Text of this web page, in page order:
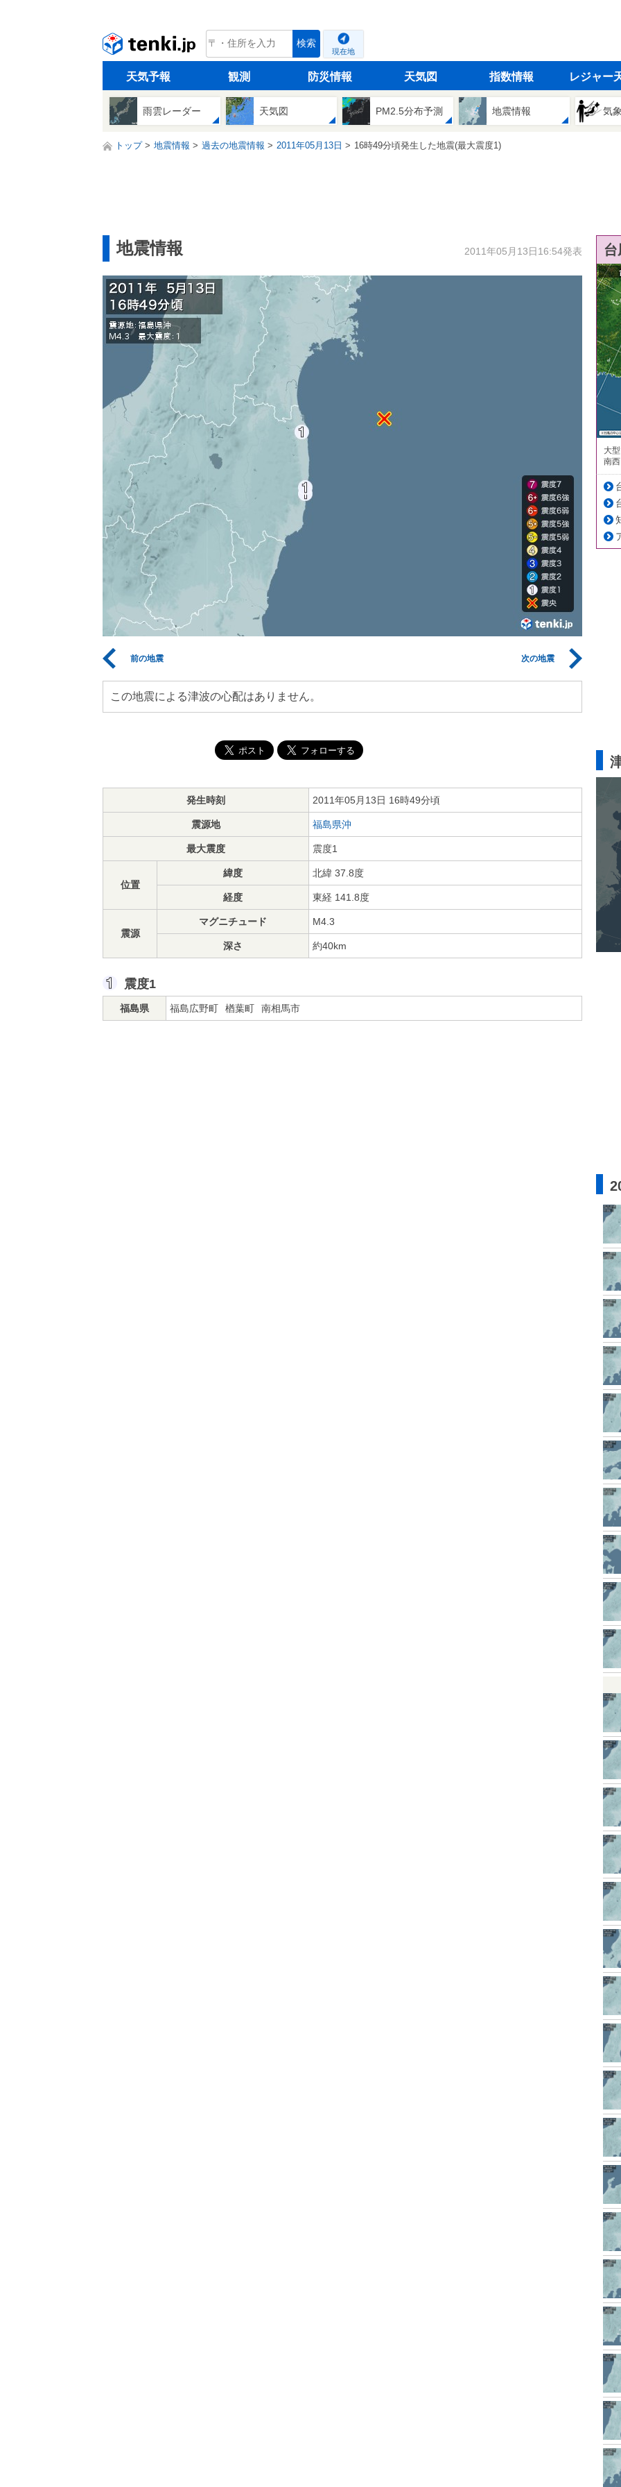
tenki.jp 検索
現在地
天気予報 観測 防災情報 天気図 指数情報 レジャー
雨雲レーダー 天気図 PM2.5分布予測 地震情報 気
トップ 地震情報 過去の地震情報 2011年05月13日 16時49分頃発生した地震(最大震度1)
地震情報 2011年05月13日16:54発表
前の地震 次の地震
この地震による津波の心配はありません。
発生時刻 2011年05月13日 16時49分頃
震源地 福島県沖
最大震度 震度1
位置
緯度 北緯 37.8度
経度 東経 141.8度
震源
マグニチュード M4.3
深さ 約40km
震度1
福島県 福島広野町 楢葉町 南相馬市
大
南